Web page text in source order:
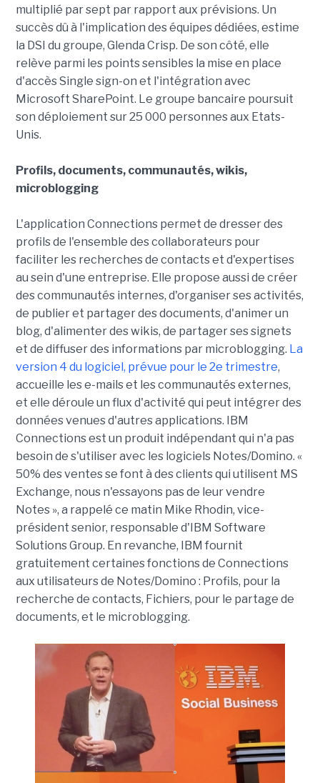
multiplié par sept par rapport aux prévisions. Un
succès dû à l'implication des équipes dédiées, estime
la DSI du groupe, Glenda Crisp. De son côté, elle
relève parmi les points sensibles la mise en place
d'accès Single sign-on et l'intégration avec
Microsoft SharePoint. Le groupe bancaire poursuit
son déploiement sur 25 000 personnes aux Etats-
Unis.
Profils, documents, communautés, wikis,
microblogging
L'application Connections permet de dresser des
profils de l'ensemble des collaborateurs pour
faciliter les recherches de contacts et d'expertises
au sein d'une entreprise. Elle propose aussi de créer
des communautés internes, d'organiser ses activités,
de publier et partager des documents, d'animer un
blog, d'alimenter des wikis, de partager ses signets
et de diffuser des informations par microblogging. La
version 4 du logiciel, prévue pour le 2e trimestre,
accueille les e-mails et les communautés externes,
et elle déroule un flux d'activité qui peut intégrer des
données venues d'autres applications. IBM
Connections est un produit indépendant qui n'a pas
besoin de s'utiliser avec les logiciels Notes/Domino. «
50% des ventes se font à des clients qui utilisent MS
Exchange, nous n'essayons pas de leur vendre
Notes », a rappelé ce matin Mike Rhodin, vice-
président senior, responsable d'IBM Software
Solutions Group. En revanche, IBM fournit
gratuitement certaines fonctions de Connections
aux utilisateurs de Notes/Domino : Profils, pour la
recherche de contacts, Fichiers, pour le partage de
documents, et le microblogging.